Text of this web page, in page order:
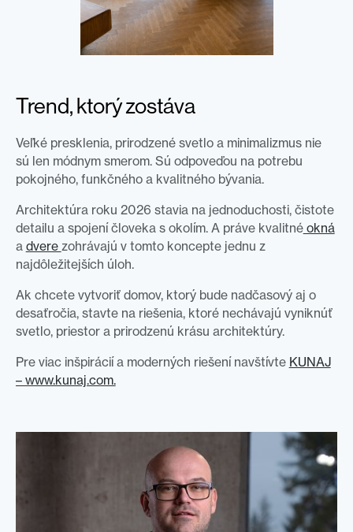
Trend, ktorý zostáva
Veľké presklenia, prirodzené svetlo a minimalizmus nie
sú len módnym smerom. Sú odpoveďou na potrebu
pokojného, funkčného a kvalitného bývania.
Architektúra roku 2026 stavia na jednoduchosti, čistote
detailu a spojení človeka s okolím. A práve kvalitnéokná
a dvere zohrávajú v tomto koncepte jednu z
najdôležitejších úloh.
Ak chcete vytvoriť domov, ktorý bude nadčasový aj o
desaťročia, stavte na riešenia, ktoré nechávajú vyniknúť
svetlo, priestor a prirodzenú krásu architektúry.
Pre viac inšpirácií a moderných riešení navštívte KUNAJ
– www.kunaj.com.